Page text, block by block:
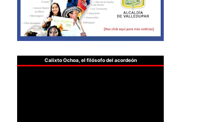
Calixto Ochoa, el filósofo del acordeón